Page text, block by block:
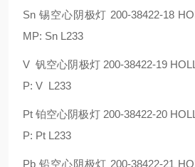
Sn 锡空心阴极灯 200-38422-18
MP: Sn L233
V 钒空心阴极灯 200-38422-19
P: V L233
Pt 铂空心阴极灯 200-38422-20
P: Pt L233
Pb 铅空心阴极灯 200-38422-21